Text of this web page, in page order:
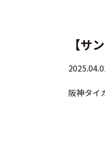
【サ
阪神タイ